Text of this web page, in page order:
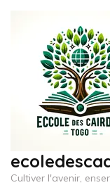
contenu
(Pressez
Cultiver l'avenir,